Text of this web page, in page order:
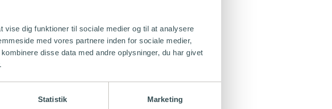
dig funktioner til sociale medier og til at analysere
med vores partnere inden for sociale medier,
disse data med andre oplysninger, du har givet
Statistik Marketing